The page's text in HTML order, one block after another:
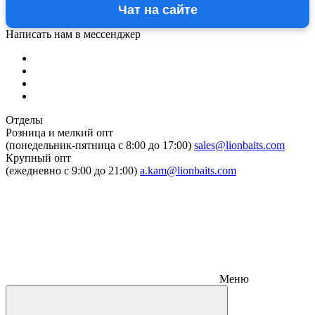
Чат на сайте
Написать нам в мессенджер
Отделы
Розница и мелкий опт
(понедельник-пятница c 8:00 до 17:00) sales@lionbaits.com
Крупный опт
(ежедневно с 9:00 до 21:00) a.kam@lionbaits.com
Меню